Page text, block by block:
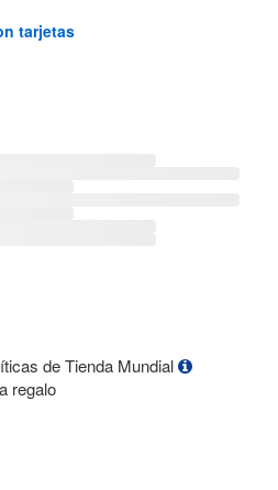
tarjetas
de Tienda Mundial
regalo